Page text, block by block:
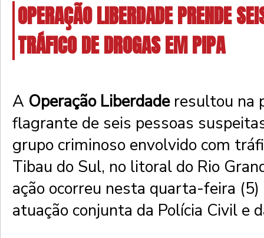
OPERAÇÃO LIBERDADE PRENDE
TRÁFICO DE DROGAS EM PIPA
A Operação Liberdaderesultou na
flagrante de seis pessoas
grupo criminoso envolvido com
Tibau do Sul, no litoral do Rio
ação ocorreu nesta quarta-feira (5)
atuação conjunta da Polícia Civil e